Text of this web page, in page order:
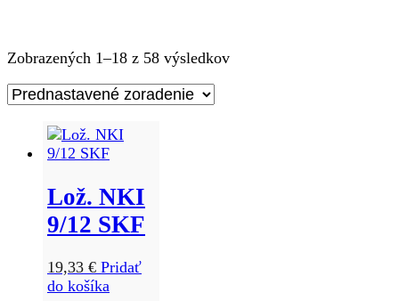
Zobrazených 1–18 z 58 výsledkov
Lož. NKI
9/12 SKF
19,33 € Pridať
do košíka